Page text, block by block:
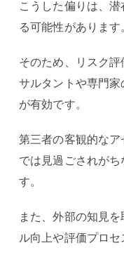
こうした偏りは、
る可能性があります
そのため、リスク
サルタントや専門
が有効です。
第三者の客観的な
では見過ごされがち
す。
また、外部の知見
ル向上や評価プロセ